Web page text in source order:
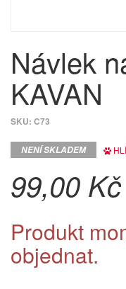
Návlek
KAVAN
SKU: C73
NENÍ SKLADEM
99,00 Kč
Produkt
objednat.